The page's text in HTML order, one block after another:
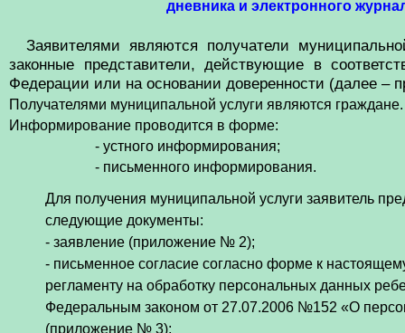
дневника и электронного
Заявителями являются получатели
законные представители, действующие в
Федерации или на основании доверенности (далее –
Получателями муниципальной услуги являются граждане.
Информирование проводится в форме:
- устного информирования;
- письменного информирования.
Для получения муниципальной услуги заявитель
следующие документы:
- заявление (приложение № 2);
- письменное согласие согласно форме к
регламенту на обработку персональных данных
Федеральным законом от 27.07.2006 №152 «О
(приложение № 3);